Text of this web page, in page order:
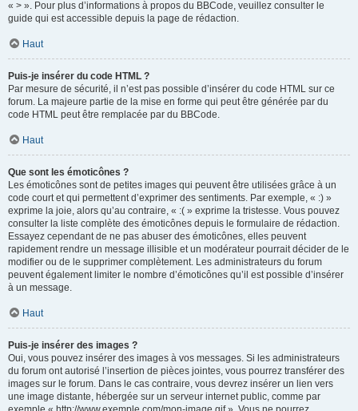
« > ». Pour plus d’informations à propos du BBCode, veuillez consulter le
guide qui est accessible depuis la page de rédaction.
Haut
Puis-je insérer du code HTML ?
Par mesure de sécurité, il n’est pas possible d’insérer du code HTML sur ce
forum. La majeure partie de la mise en forme qui peut être générée par du
code HTML peut être remplacée par du BBCode.
Haut
Que sont les émoticônes ?
Les émoticônes sont de petites images qui peuvent être utilisées grâce à un
code court et qui permettent d’exprimer des sentiments. Par exemple, « :) »
exprime la joie, alors qu’au contraire, « :( » exprime la tristesse. Vous pouvez
consulter la liste complète des émoticônes depuis le formulaire de rédaction.
Essayez cependant de ne pas abuser des émoticônes, elles peuvent
rapidement rendre un message illisible et un modérateur pourrait décider de le
modifier ou de le supprimer complètement. Les administrateurs du forum
peuvent également limiter le nombre d’émoticônes qu’il est possible d’insérer
à un message.
Haut
Puis-je insérer des images ?
Oui, vous pouvez insérer des images à vos messages. Si les administrateurs
du forum ont autorisé l’insertion de pièces jointes, vous pourrez transférer des
images sur le forum. Dans le cas contraire, vous devrez insérer un lien vers
une image distante, hébergée sur un serveur internet public, comme par